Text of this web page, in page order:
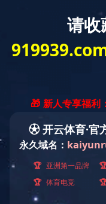
FLY-2013-18